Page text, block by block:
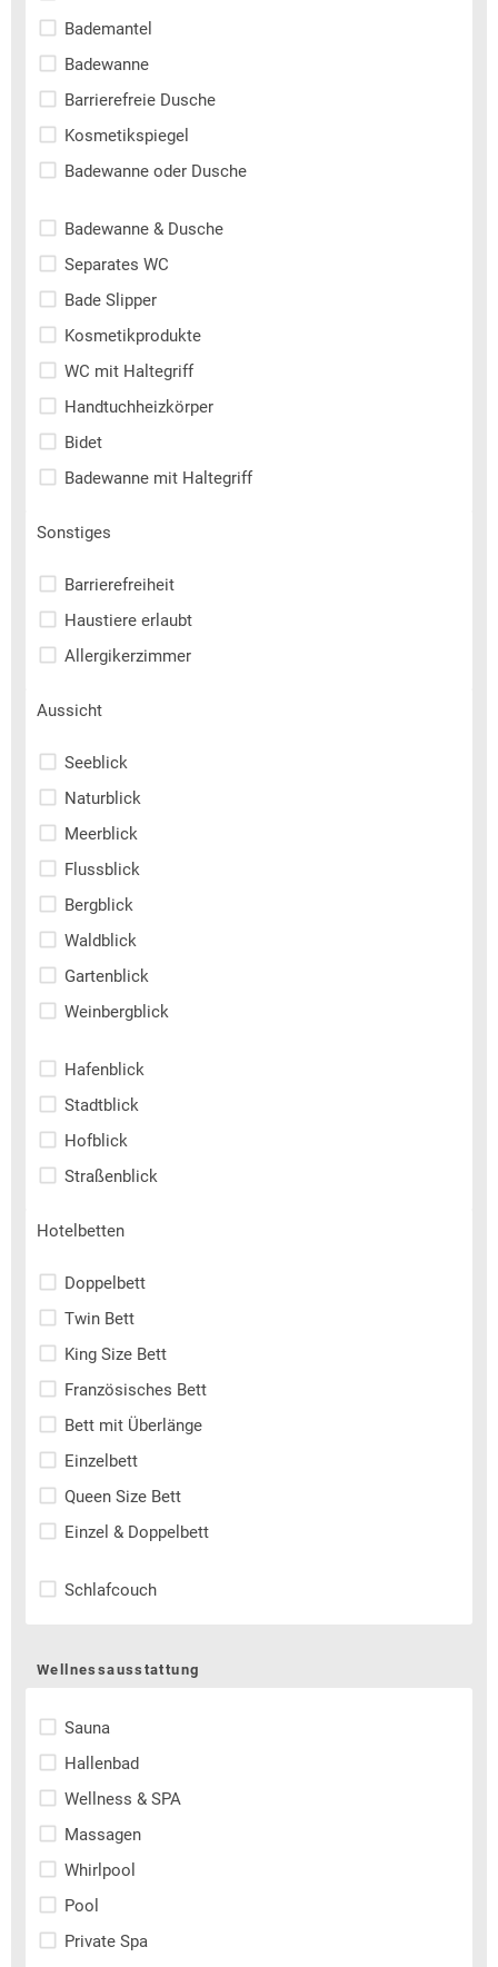
Bademantel
Badewanne
Barrierefreie Dusche
Kosmetikspiegel
Badewanne oder Dusche
Badewanne & Dusche
Separates WC
Bade Slipper
Kosmetikprodukte
WC mit Haltegriff
Handtuchheizkörper
Bidet
Badewanne mit Haltegriff
Sonstiges
Barrierefreiheit
Haustiere erlaubt
Allergikerzimmer
Aussicht
Seeblick
Naturblick
Meerblick
Flussblick
Bergblick
Waldblick
Gartenblick
Weinbergblick
Hafenblick
Stadtblick
Hofblick
Straßenblick
Hotelbetten
Doppelbett
Twin Bett
King Size Bett
Französisches Bett
Bett mit Überlänge
Einzelbett
Queen Size Bett
Einzel & Doppelbett
Schlafcouch
Wellnessausstattung
Sauna
Hallenbad
Wellness & SPA
Massagen
Whirlpool
Pool
Private Spa